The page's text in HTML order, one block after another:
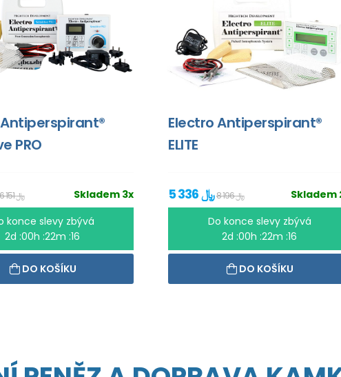
PRO
Skladem 3x 6 151 ﷼
konce slevy zbývá
2d :00h :22m :16
DO KOŠÍKU
Electro Antiperspirant®
ELITE
Skladem 5 336 ﷼ 8 196 ﷼
Do konce slevy zbývá
2d :00h :22m :16
DO KOŠÍKU